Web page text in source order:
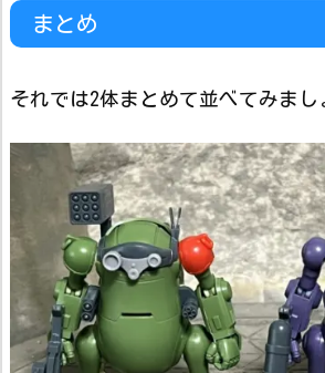
まとめ
それでは2体まとめて並べてみまし